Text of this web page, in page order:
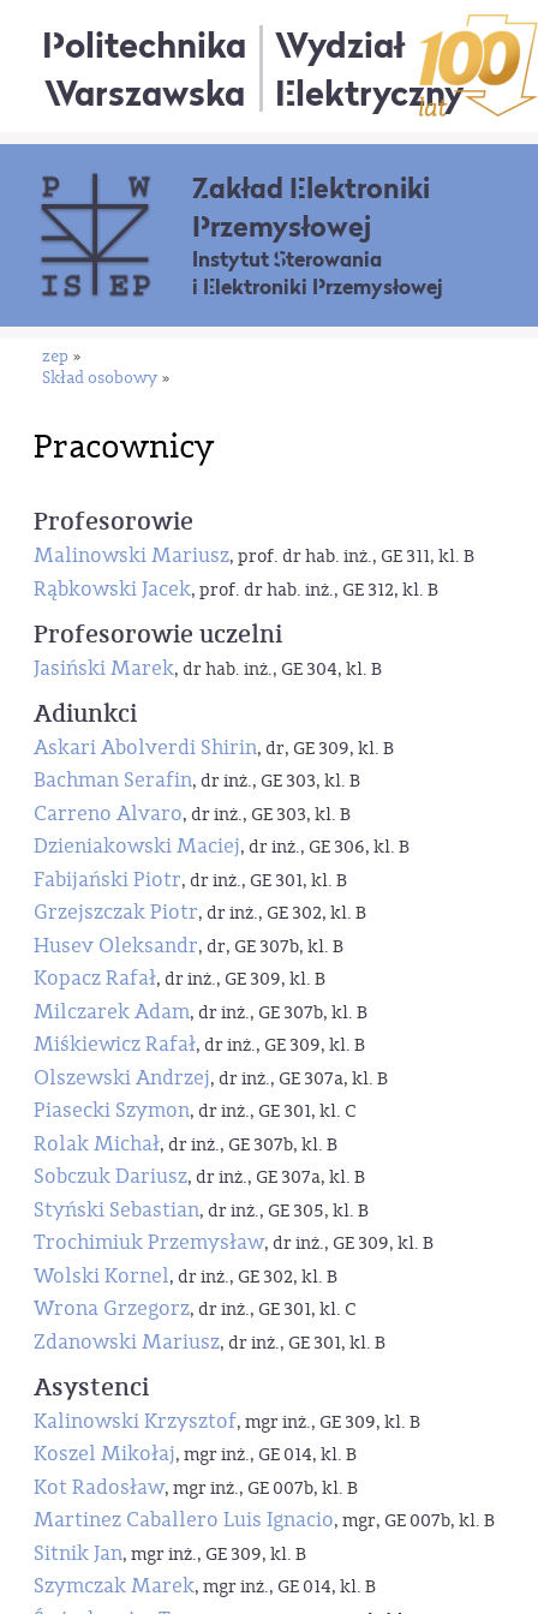
Politechnika
Warszawska
Wydział
Elektryczny
Zakład Elektroniki
Przemysłowej
Instytut Sterowania
i Elektroniki Przemysłowej
zep »
Skład osobowy »
Pracownicy
Profesorowie
Malinowski Mariusz, prof. dr hab. inż., GE 311, kl. B
Rąbkowski Jacek, prof. dr hab. inż., GE 312, kl. B
Profesorowie uczelni
Jasiński Marek, dr hab. inż., GE 304, kl. B
Adiunkci
Askari Abolverdi Shirin, dr, GE 309, kl. B
Bachman Serafin, dr inż., GE 303, kl. B
Carreno Alvaro, dr inż., GE 303, kl. B
Dzieniakowski Maciej, dr inż., GE 306, kl. B
Fabijański Piotr, dr inż., GE 301, kl. B
Grzejszczak Piotr, dr inż., GE 302, kl. B
Husev Oleksandr, dr, GE 307b, kl. B
Kopacz Rafał, dr inż., GE 309, kl. B
Milczarek Adam, dr inż., GE 307b, kl. B
Miśkiewicz Rafał, dr inż., GE 309, kl. B
Olszewski Andrzej, dr inż., GE 307a, kl. B
Piasecki Szymon, dr inż., GE 301, kl. C
Rolak Michał, dr inż., GE 307b, kl. B
Sobczuk Dariusz, dr inż., GE 307a, kl. B
Styński Sebastian, dr inż., GE 305, kl. B
Trochimiuk Przemysław, dr inż., GE 309, kl. B
Wolski Kornel, dr inż., GE 302, kl. B
Wrona Grzegorz, dr inż., GE 301, kl. C
Zdanowski Mariusz, dr inż., GE 301, kl. B
Asystenci
Kalinowski Krzysztof, mgr inż., GE 309, kl. B
Koszel Mikołaj, mgr inż., GE 014, kl. B
Kot Radosław, mgr inż., GE 007b, kl. B
Martinez Caballero Luis Ignacio, mgr, GE 007b, kl. B
Sitnik Jan, mgr inż., GE 309, kl. B
Szymczak Marek, mgr inż., GE 014, kl. B